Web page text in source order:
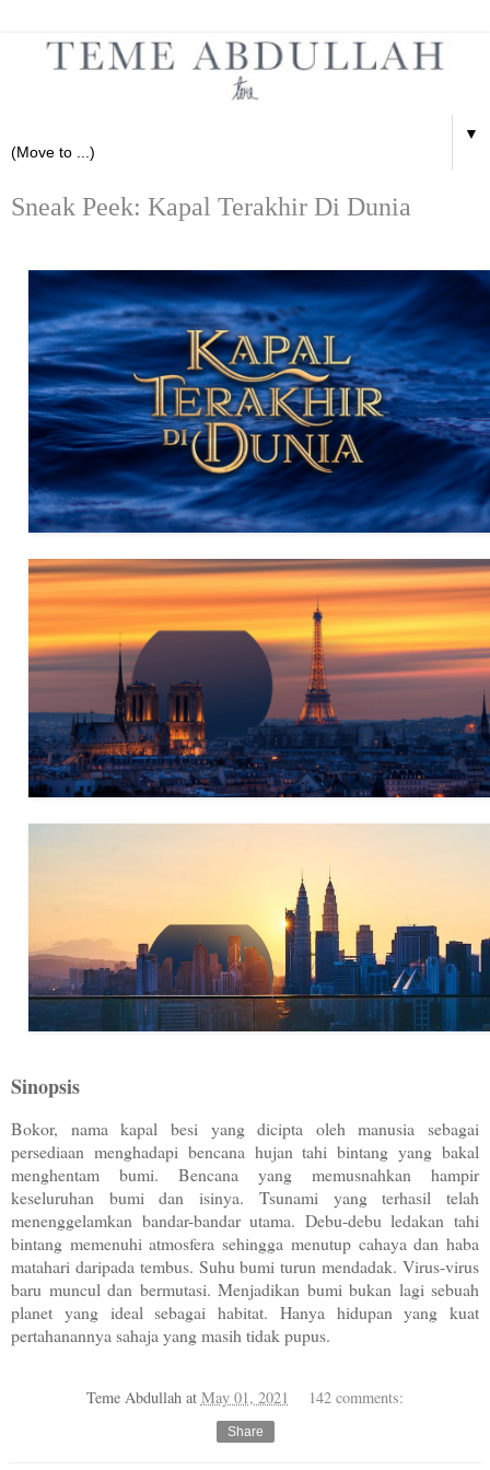
▼
Sneak Peek: Kapal Terakhir Di Dunia
Sinopsis
Bokor, nama kapal besi yang dicipta oleh manusia sebagai
persediaan menghadapi bencana hujan tahi bintang yang bakal
menghentam bumi. Bencana yang memusnahkan hampir
keseluruhan bumi dan isinya. Tsunami yang terhasil telah
menenggelamkan bandar-bandar utama. Debu-debu ledakan tahi
bintang memenuhi atmosfera sehingga menutup cahaya dan haba
matahari daripada tembus. Suhu bumi turun mendadak. Virus-virus
baru muncul dan bermutasi. Menjadikan bumi bukan lagi sebuah
planet yang ideal sebagai habitat. Hanya hidupan yang kuat
pertahanannya sahaja yang masih tidak pupus.
Teme Abdullah at May 01, 2021 142 comments:
Share